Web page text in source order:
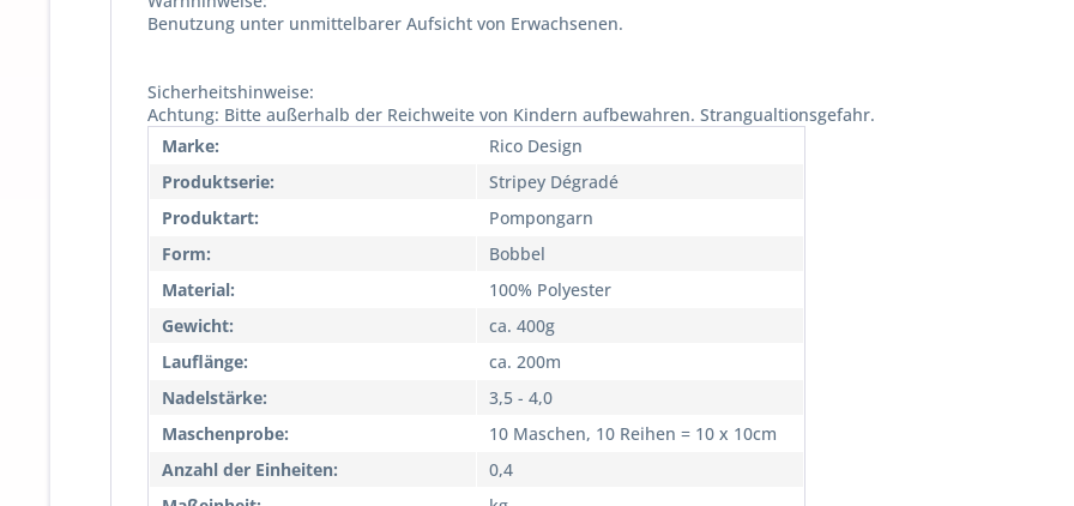
Benutzung unter unmittelbarer Aufsicht von Erwachsenen.
Sicherheitshinweise:
Achtung: Bitte außerhalb der Reichweite von Kindern aufbewahren. Strangualtionsgefahr.
Marke:
Rico Design
Produktserie:
Stripey Dégradé
Produktart:
Pompongarn
Form:
Bobbel
Material:
100% Polyester
Gewicht:
ca. 400g
Lauflänge:
ca. 200m
Nadelstärke:
3,5 - 4,0
Maschenprobe:
10 Maschen, 10 Reihen = 10 x 10cm
Anzahl der Einheiten:
0,4